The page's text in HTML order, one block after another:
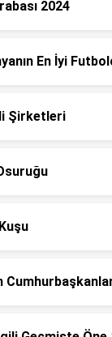
2024
En İyi
Şirketleri